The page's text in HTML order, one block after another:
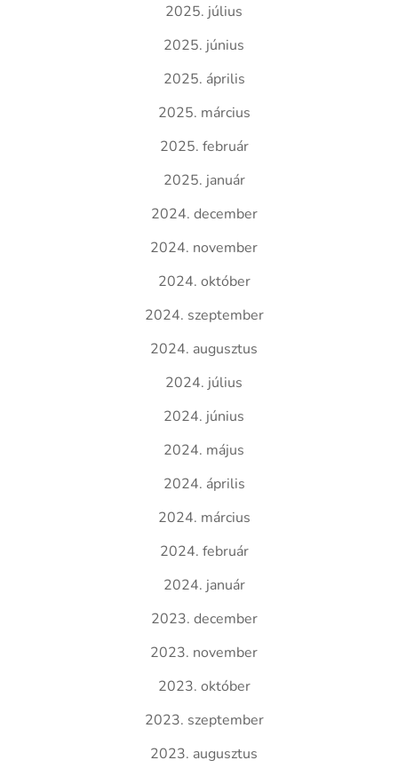
2025. július
2025. június
2025. április
2025. március
2025. február
2025. január
2024. december
2024. november
2024. október
2024. szeptember
2024. augusztus
2024. július
2024. június
2024. május
2024. április
2024. március
2024. február
2024. január
2023. december
2023. november
2023. október
2023. szeptember
2023. augusztus